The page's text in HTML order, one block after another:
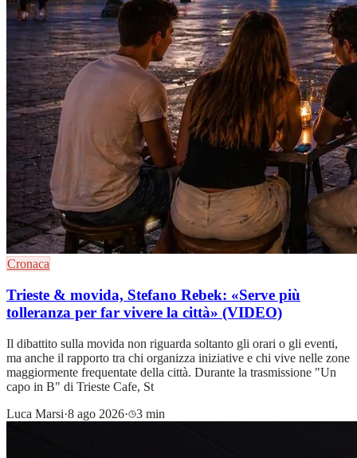
Cronaca
Trieste & movida, Stefano Rebek: «Serve più
tolleranza per far vivere la città» (VIDEO)
Il dibattito sulla movida non riguarda soltanto gli orari o gli eventi,
ma anche il rapporto tra chi organizza iniziative e chi vive nelle zone
maggiormente frequentate della città. Durante la trasmissione "Un
capo in B" di Trieste Cafe, St
Luca Marsi·8 ago 2026· 3 min